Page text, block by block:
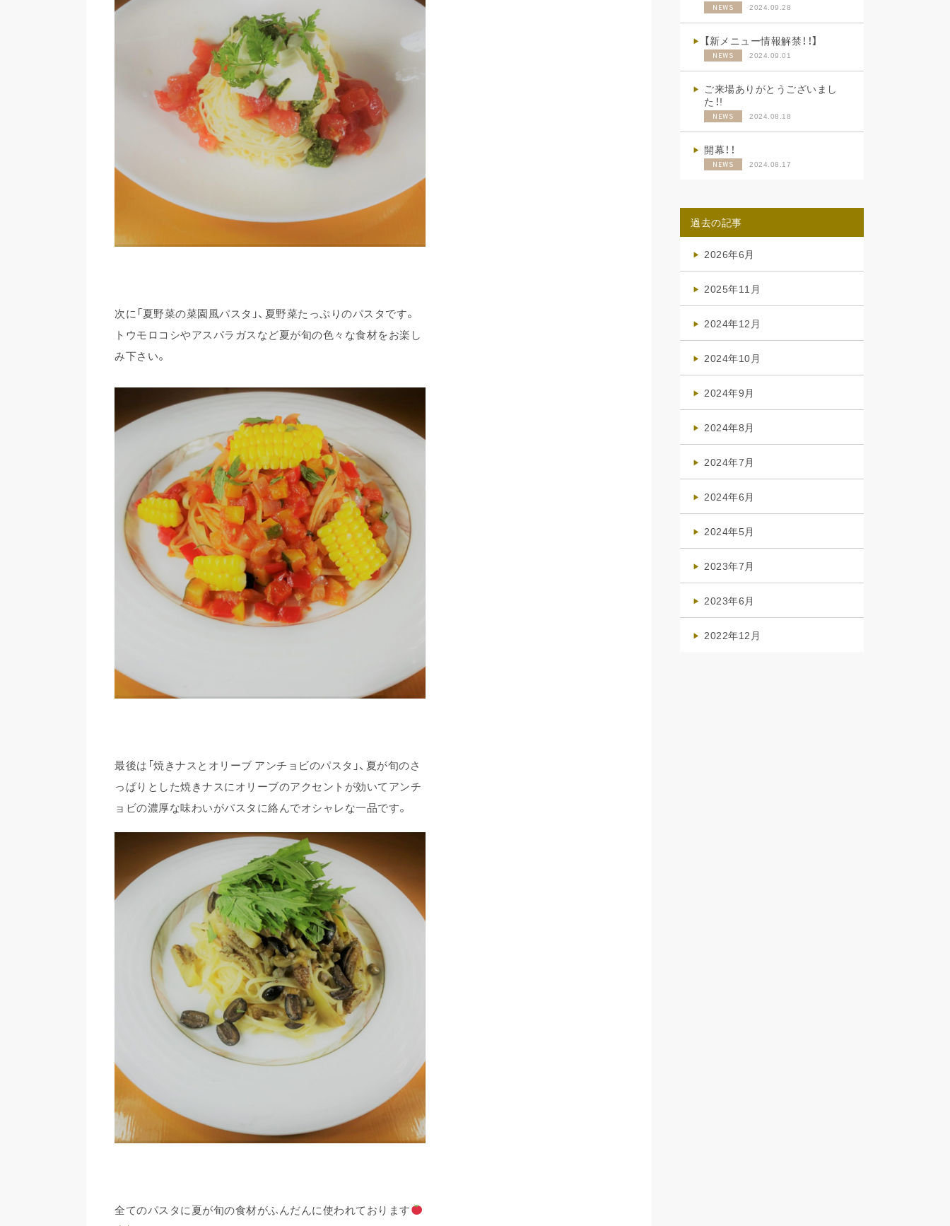
次に「夏野菜の菜園風パスタ」、夏野菜たっぷりのパスタです。
トウモロコシやアスパラガスなど夏が旬の色々な食材をお楽し
み下さい。
最後は「焼きナスとオリーブ アンチョビのパスタ」、夏が旬のさ
っぱりとした焼きナスにオリーブのアクセントが効いてアンチ
ョビの濃厚な味わいがパスタに絡んでオシャレな一品です。
全てのパスタに夏が旬の食材がふんだんに使われております
NEWS 2024.09.28
【新メニュー情報解禁！！】
NEWS 2024.09.01
ご来場ありがとうございまし
た！!
NEWS 2024.08.18
開幕！！
NEWS 2024.08.17
過去の記事
2026年6月
2025年11月
2024年12月
2024年10月
2024年9月
2024年8月
2024年7月
2024年6月
2024年5月
2023年7月
2023年6月
2022年12月